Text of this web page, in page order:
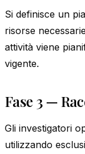
Si definisce un
risorse
attività viene
vigente.
Fase 3 —
Gli investigatori
utilizzando